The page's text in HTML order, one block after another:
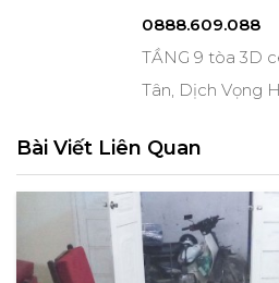
0888.609.088
TẦNG 9 tòa 3D
Tân, Dịch Vọng
Bài Viết Liên Quan